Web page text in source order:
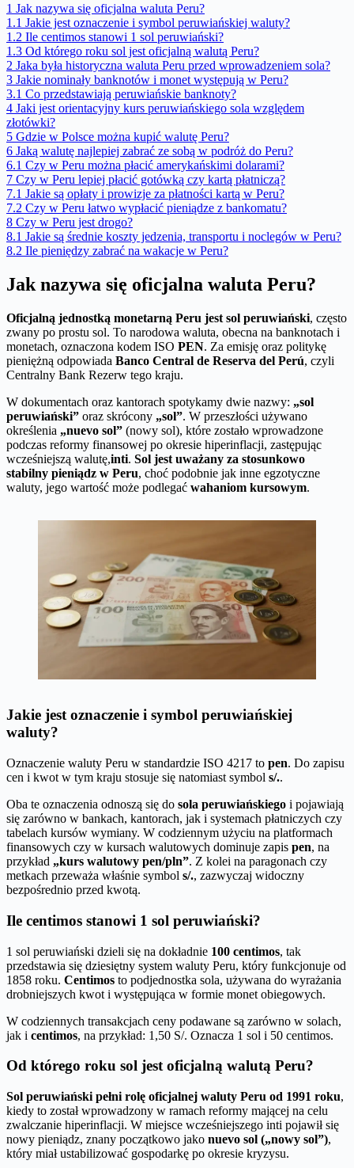
1 Jak nazywa się oficjalna waluta Peru?
1.1 Jakie jest oznaczenie i symbol peruwiańskiej waluty?
1.2 Ile centimos stanowi 1 sol peruwiański?
1.3 Od którego roku sol jest oficjalną walutą Peru?
2 Jaka była historyczna waluta Peru przed wprowadzeniem sola?
3 Jakie nominały banknotów i monet występują w Peru?
3.1 Co przedstawiają peruwiańskie banknoty?
4 Jaki jest orientacyjny kurs peruwiańskiego sola względem
złotówki?
5 Gdzie w Polsce można kupić walutę Peru?
6 Jaką walutę najlepiej zabrać ze sobą w podróż do Peru?
6.1 Czy w Peru można płacić amerykańskimi dolarami?
7 Czy w Peru lepiej płacić gotówką czy kartą płatniczą?
7.1 Jakie są opłaty i prowizje za płatności kartą w Peru?
7.2 Czy w Peru łatwo wypłacić pieniądze z bankomatu?
8 Czy w Peru jest drogo?
8.1 Jakie są średnie koszty jedzenia, transportu i noclegów w Peru?
8.2 Ile pieniędzy zabrać na wakacje w Peru?
Jak nazywa się oficjalna waluta Peru?
Oficjalną jednostką monetarną Peru jest sol peruwiański, często
zwany po prostu sol. To narodowa waluta, obecna na banknotach i
monetach, oznaczona kodem ISO PEN. Za emisję oraz politykę
pieniężną odpowiada Banco Central de Reserva del Perú, czyli
Centralny Bank Rezerw tego kraju.
W dokumentach oraz kantorach spotykamy dwie nazwy: „sol
peruwiański” oraz skrócony „sol”. W przeszłości używano
określenia „nuevo sol” (nowy sol), które zostało wprowadzone
podczas reformy finansowej po okresie hiperinflacji, zastępując
wcześniejszą walutę,inti. Sol jest uważany za stosunkowo
stabilny pieniądz w Peru, choć podobnie jak inne egzotyczne
waluty, jego wartość może podlegać wahaniom kursowym.
Jakie jest oznaczenie i symbol peruwiańskiej
waluty?
Oznaczenie waluty Peru w standardzie ISO 4217 to pen. Do zapisu
cen i kwot w tym kraju stosuje się natomiast symbol s/..
Oba te oznaczenia odnoszą się do sola peruwiańskiego i pojawiają
się zarówno w bankach, kantorach, jak i systemach płatniczych czy
tabelach kursów wymiany. W codziennym użyciu na platformach
finansowych czy w kursach walutowych dominuje zapis pen, na
przykład „kurs walutowy pen/pln”. Z kolei na paragonach czy
metkach przeważa właśnie symbol s/., zazwyczaj widoczny
bezpośrednio przed kwotą.
Ile centimos stanowi 1 sol peruwiański?
1 sol peruwiański dzieli się na dokładnie 100 centimos, tak
przedstawia się dziesiętny system waluty Peru, który funkcjonuje od
1858 roku. Centimos to podjednostka sola, używana do wyrażania
drobniejszych kwot i występująca w formie monet obiegowych.
W codziennych transakcjach ceny podawane są zarówno w solach,
jak i centimos, na przykład: 1,50 S/. Oznacza 1 sol i 50 centimos.
Od którego roku sol jest oficjalną walutą Peru?
Sol peruwiański pełni rolę oficjalnej waluty Peru od 1991 roku,
kiedy to został wprowadzony w ramach reformy mającej na celu
zwalczanie hiperinflacji. W miejsce wcześniejszego inti pojawił się
nowy pieniądz, znany początkowo jako nuevo sol („nowy sol”),
który miał ustabilizować gospodarkę po okresie kryzysu.